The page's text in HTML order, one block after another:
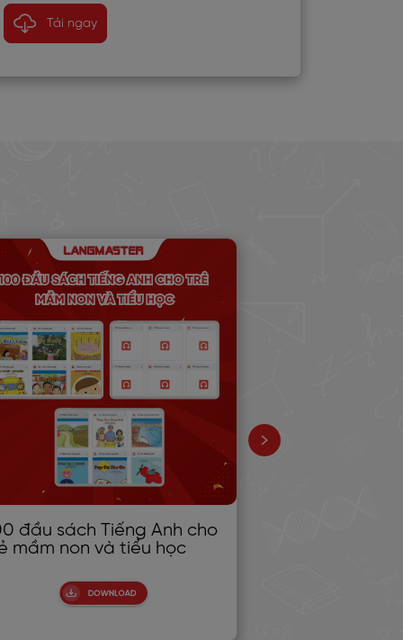
Tải ngay
đầu sách Tiếng Anh cho
mầm non và tiểu học